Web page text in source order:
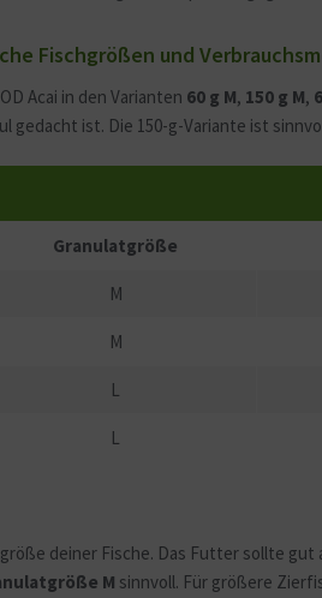
Fischgrößen und
Acai in den Varianten 60 g M, 150 g M,
gedacht ist. Die 150-g-Variante ist
Granulatgröße
M
M
L
L
deiner Fische. Das Futter sollte
M sinnvoll. Für größere